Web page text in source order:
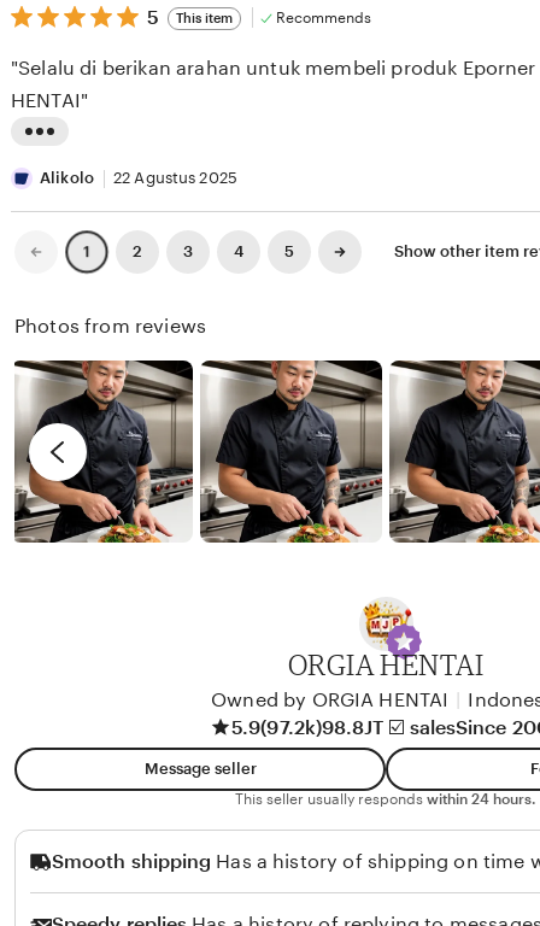
A
E
S
E
K
v
e
w
y
X
X
I
t
n
g
e
v
y
R
e
n
d
y
5
out
5
stars
5 This item Recommends
i
s
r
e
i
e
w
l
o
"Selalu di berikan arahan untuk membeli produk Eporner
HENTAI"
Alikolo 22 Agustus 2025
Previous
page
1 2 3 4 5
Next
page
Show other item
Photos from reviews
ORGIA HENTAI
Owned by ORGIA HENTAI
5.9(97.2k)98.8JT ☑️ salesSince
Message seller
This seller usually responds within 24 hours.
Smooth shipping Has a history of shipping on time